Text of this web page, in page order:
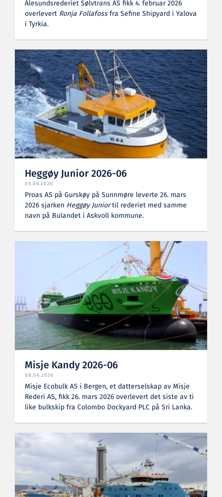
Ålesundsrederiet Sølvtrans AS fikk 4. februar 2026
overlevert Ronja Follafossfra Sefine Shipyard i Yalova
i Tyrkia.
Heggøy Junior 2026-06
09.06.2026
Proas AS på Gurskøy på Sunnmøre leverte 26. mars
2026 sjarken Heggøy Juniortil rederiet med samme
navn på Bulandet i Askvoll kommune.
Misje Kandy 2026-06
08.06.2026
Misje Ecobulk AS i Bergen, et datterselskap av Misje
Rederi AS, fikk 26. mars 2026 overlevert det siste av ti
like bulkskip fra Colombo Dockyard PLC på Sri Lanka.